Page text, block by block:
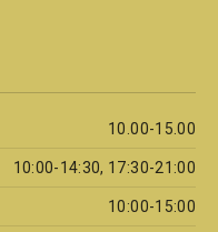
10.00-15.00
10:00-14:30, 17:30-21:00
10:00-15:00